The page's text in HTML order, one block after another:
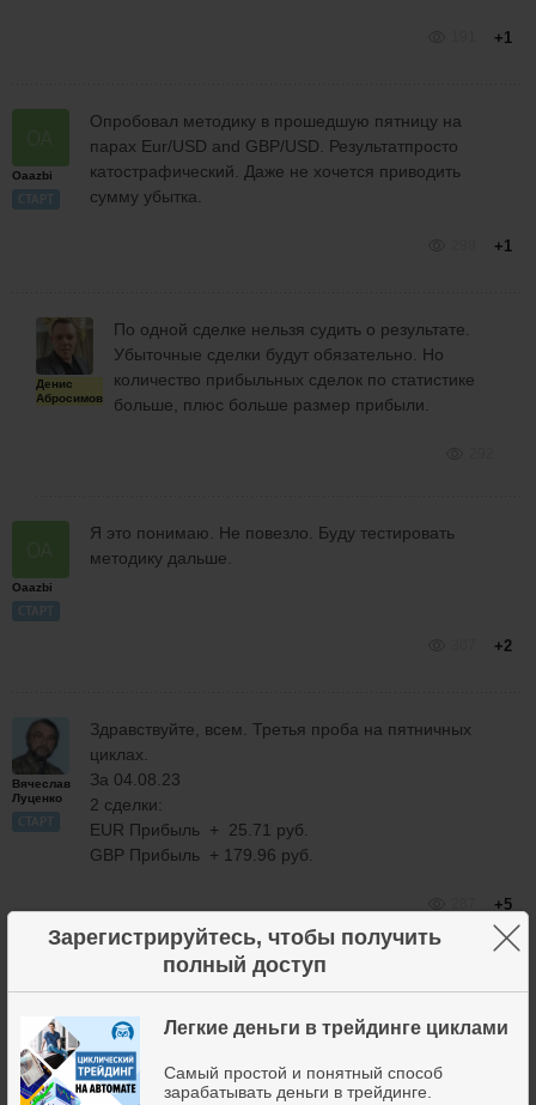
Зарегистрируйтесь, чтобы получить
полный доступ
Легкие деньги в трейдинге циклами
Самый простой и понятный способ
зарабатывать деньги в трейдинге.
×
+1
Oaazbi
СТАРТ
Опробовал методику в прошедшую пятницу на
парах Еur/USD and GBP/USD. Результатпросто
катострафический. Даже не хочется приводить
сумму убытка.
+1
Денис
Абросимов
По одной сделке нельзя судить о результате.
Убыточные сделки будут обязательно. Но
количество прибыльных сделок по статистике
больше, плюс больше размер прибыли.
Oaazbi
СТАРТ
Я это понимаю. Не повезло. Буду тестировать
методику дальше.
+2
Вячеслав
Луценко
СТАРТ
Здравствуйте, всем. Третья проба на пятничных
циклах.
За 04.08.23
2 сделки:
EUR Прибыль + 25.71 руб.
GBP Прибыль + 179.96 руб.
+5
Владимир
Чамин
Вячеслав, хороший результат.